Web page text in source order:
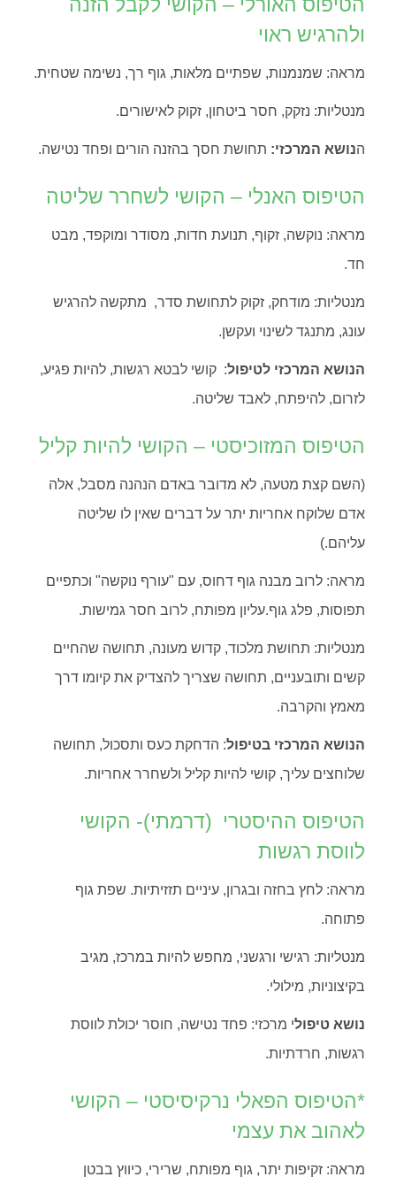
ולהרגיש ראוי
מראה: שמנמנות, שפתיים מלאות, גוף רך, נשימה שטחית.
מנטליות: נזקק, חסר ביטחון, זקוק לאישורים.
הנושא המרכזי: תחושת חסך בהזנה הורים ופחד נטישה.
הטיפוס האנלי – הקושי לשחרר שליטה
מראה: נוקשה, זקוף, תנועת חדות, מסודר ומוקפד, מבט
חד.
מנטליות: מודחק, זקוק לתחושת סדר, מתקשה להרגיש
עונג, מתנגד לשינוי ועקשן.
הנושא המרכזי לטיפול: קושי לבטא רגשות, להיות פגיע,
לזרום, להיפתח, לאבד שליטה.
הטיפוס המזוכיסטי – הקושי להיות קליל
(השם קצת מטעה, לא מדובר באדם הנהנה מסבל, אלה
אדם שלוקח אחריות יתר על דברים שאין לו שליטה
עליהם.)
מראה: לרוב מבנה גוף דחוס, עם "עורף נוקשה" וכתפיים
תפוסות, פלג גוף.עליון מפותח, לרוב חסר גמישות.
מנטליות: תחושת מלכוד, קדוש מעונה, תחושה שהחיים
קשים ותובעניים, תחושה שצריך להצדיק את קיומו דרך
מאמץ והקרבה.
הנושא המרכזי בטיפול: הדחקת כעס ותסכול, תחושה
שלוחצים עליך, קושי להיות קליל ולשחרר אחריות.
הטיפוס ההיסטרי (דרמתי)- הקושי
לווסת רגשות
מראה: לחץ בחזה ובגרון, עיניים תזזיתיות. שפת גוף
פתוחה.
מנטליות: רגישי ורגשני, מחפש להיות במרכז, מגיב
בקיצוניות, מילולי.
נושא טיפולי מרכזי: פחד נטישה, חוסר יכולת לווסת
רגשות, חרדתיות.
*הטיפוס הפאלי נרקיסיסטי – הקושי
לאהוב את עצמי
מראה: זקיפות יתר, גוף מפותח, שרירי, כיווץ בבטן